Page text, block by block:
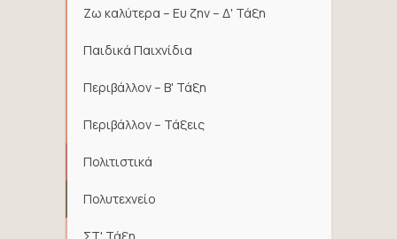
Ζω καλύτερα – Ευ ζην – Δ' Τάξη
Παιδικά Παιχνίδια
Περιβάλλον – Β' Τάξη
Περιβάλλον – Τάξεις
Πολιτιστικά
Πολυτεχνείο